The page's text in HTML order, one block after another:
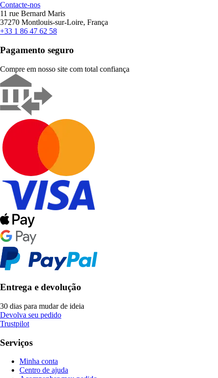
Contacte-nos
11 rue Bernard Maris
37270 Montlouis-sur-Loire, França
+33 1 86 47 62 58
Pagamento seguro
Compre em nosso site com total confiança
Entrega e devolução
30 dias para mudar de ideia
Devolva seu pedido
Trustpilot
Serviços
Minha conta
Centro de ajuda